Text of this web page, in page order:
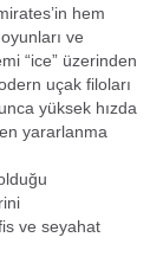
hem
ve
“ice” üzerinden
uçak filoları
yüksek hızda
yararlanma
ve seyahat